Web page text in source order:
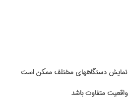
نمایش دستگاههای مختلف ممکن است